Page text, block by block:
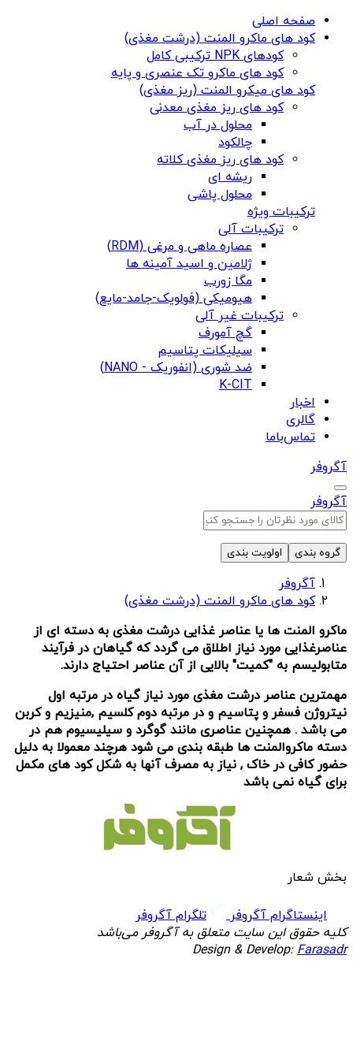
صفحه اصلی
کود های ماکرو المنت (درشت مغذی)
کودهای NPK ترکیبی کامل
کود های ماکرو تک عنصری و پایه
کود های میکرو المنت (ریز مغذی)
کود های ریز مغذی معدنی
محلول در آب
چالکود
کود های ریز مغذی کلاته
ریشه ای
محلول پاشی
ترکیبات ویژه
ترکیبات آلی
عصاره ماهی و مرغی (RDM)
ژلامین و اسید آمینه ها
مگا زورب
هیومیکی (فولویک-جامد-مایع)
ترکیبات غیر آلی
گچ آمورف
سیلیکات پتاسیم
ضد شوری (انفوریک - NANO)
K-CIT
اخبار
گالری
تماس‌باما
آگروفر
آگروفر
گروه بندی اولویت بندی
آگروفر
کود های ماکرو المنت (درشت مغذی)
ماکرو المنت ها یا عناصر غذایی درشت مغذی به دسته ای از
عناصرغذایی مورد نیاز اطلاق می گردد که گیاهان در فرآیند
متابولیسم به "کمیت" بالایی از آن عناصر احتیاج دارند.
مهمترین عناصر درشت مغذی مورد نیاز گیاه در مرتبه اول
نیتروژن فسفر و پتاسیم و در مرتبه دوم کلسیم ,منیزیم و کربن
می باشد . همچنین عناصری مانند گوگرد و سیلیسیوم هم در
دسته ماکروالمنت ها طبقه بندی می شود هرچند معمولا به دلیل
حضور کافی در خاک , نیاز به مصرف آنها به شکل کود های مکمل
برای گیاه نمی باشد
بخش شعار
اینستاگرام آگروفر
تلگرام آگروفر
کلیه حقوق این سایت متعلق به آگروفر می‌باشد
Design & Develop:Farasadr